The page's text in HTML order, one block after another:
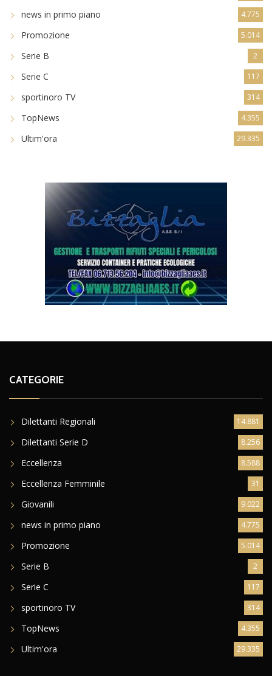
news in primo piano 4.775
Promozione 5.014
Serie B 2
Serie C 117
sportinoro TV 314
TopNews 4.355
Ultim'ora 29.335
CATEGORIE
Dilettanti Regionali 14.881
Dilettanti Serie D 8.256
Eccellenza 8.588
Eccellenza Femminile 31
Giovanili 9.022
news in primo piano 4.775
Promozione 5.014
Serie B 2
Serie C 117
sportinoro TV 314
TopNews 4.355
Ultim'ora 29.335